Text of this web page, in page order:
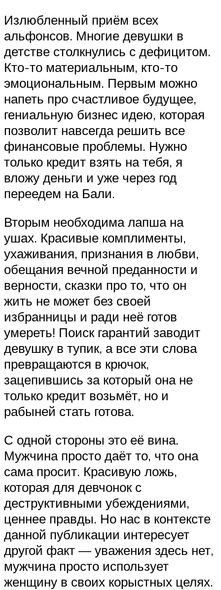
Излюбленный приём всех
альфонсов. Многие девушки в
детстве столкнулись с дефицитом.
Кто-то материальным, кто-то
эмоциональным. Первым можно
напеть про счастливое будущее,
гениальную бизнес идею, которая
позволит навсегда решить все
финансовые проблемы. Нужно
только кредит взять на тебя, я
вложу деньги и уже через год
переедем на Бали.
Вторым необходима лапша на
ушах. Красивые комплименты,
ухаживания, признания в любви,
обещания вечной преданности и
верности, сказки про то, что он
жить не может без своей
избранницы и ради неё готов
умереть! Поиск гарантий заводит
девушку в тупик, а все эти слова
превращаются в крючок,
зацепившись за который она не
только кредит возьмёт, но и
рабыней стать готова.
С одной стороны это её вина.
Мужчина просто даёт то, что она
сама просит. Красивую ложь,
которая для девчонок с
деструктивными убеждениями,
ценнее правды. Но нас в контексте
данной публикации интересует
другой факт — уважения здесь нет,
мужчина просто использует
женщину в своих корыстных целях.